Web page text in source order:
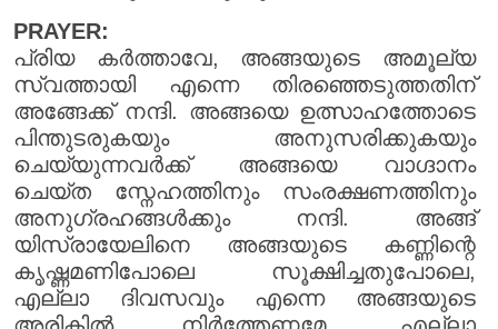
PRAYER:
പ്രിയ കർത്താവേ, അങ്ങയുടെ അമൂല്യ
സ്വത്തായി എന്നെ തിരഞ്ഞെടുത്തതിന്
അങ്ങേക്ക് നന്ദി. അങ്ങയെ ഉത്സാഹത്തോടെ
പിന്തുടരുകയും അനുസരിക്കുകയും
ചെയ്യുന്നവർക്ക് അങ്ങയെ വാഗ്ദാനം
ചെയ്ത സ്നേഹത്തിനും സംരക്ഷണത്തിനും
അനുഗ്രഹങ്ങൾക്കും നന്ദി. അങ്ങ്
യിസ്രായേലിനെ അങ്ങയുടെ കണ്ണിന്റെ
കൃഷ്ണമണിപോലെ സൂക്ഷിച്ചതുപോലെ,
എല്ലാ ദിവസവും എന്നെ അങ്ങയുടെ